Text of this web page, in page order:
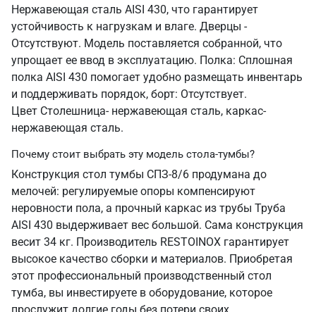
Нержавеющая сталь AISI 430, что гарантирует
устойчивость к нагрузкам и влаге. Дверцы -
Отсутствуют. Модель поставляется собранной, что
упрощает ее ввод в эксплуатацию. Полка: Сплошная
полка AISI 430 помогает удобно размещать инвентарь
и поддерживать порядок, борт: Отсутствует.
Цвет Столешница- нержавеющая сталь, каркас-
нержавеющая сталь.
Почему стоит выбрать эту модель стола-тумбы?
Конструкция стол тумбы СПЗ-8/6 продумана до
мелочей: регулируемые опоры компенсируют
неровности пола, а прочный каркас из трубы Труба
AISI 430 выдерживает вес большой. Сама конструкция
весит 34 кг. Производитель RESTOINOX гарантирует
высокое качество сборки и материалов. Приобретая
этот профессиональный производственный стол
тумба, вы инвестируете в оборудование, которое